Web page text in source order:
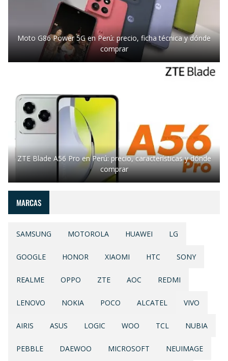
Moto G86 Power 5G en Perú: precio, ficha técnica y dónde
comprar
ZTE Blade A56 Pro en Perú: precio, características y dónde
comprar
MARCAS
SAMSUNG MOTOROLA HUAWEI LG
GOOGLE HONOR XIAOMI HTC SONY
REALME OPPO ZTE AOC REDMI
LENOVO NOKIA POCO ALCATEL VIVO
AIRIS ASUS LOGIC WOO TCL NUBIA
PEBBLE DAEWOO MICROSOFT NEUIMAGE